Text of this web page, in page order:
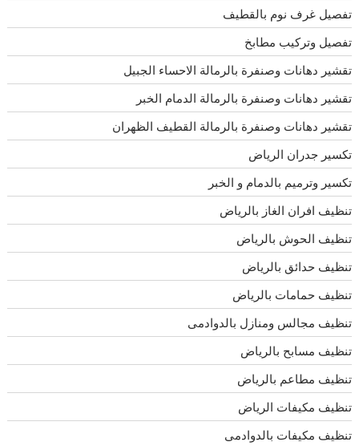
تفصيل غرف نوم بالقطيف
تفصيل وتركيب مطابخ
تقشير دهانات وصنفرة بالرمالة الاحساء الجبيل
تقشير دهانات وصنفرة بالرمالة الدمام الخبر
تقشير دهانات وصنفرة بالرمالة القطيف الظهران
تكسير جدران الرياض
تكسير وترميم بالدمام و الخبر
تنظيف افران الغاز بالرياض
تنظيف الحوش بالرياض
تنظيف حدائق بالرياض
تنظيف حمامات بالرياض
تنظيف مجالس ومنازل بالدوادمى
تنظيف مسابح بالرياض
تنظيف مطاعم بالرياض
تنظيف مكيفات الرياض
تنظيف مكيفات بالدوادمى